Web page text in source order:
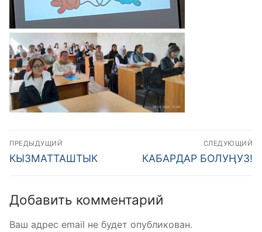
Навигация
по
ПРЕДЫДУЩИЙ
Предыдущая
КЫЗМАТТАШТЫК
СЛЕДУЮЩИЙ
Следующая
КАБАРДАР БОЛУҢУЗ!
Добавить комментарий
Ваш адрес email не будет опубликован.